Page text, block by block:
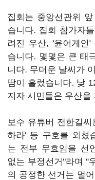
집회는 중앙선관위
습니다. 집회 참가자
려진 우산, '윤어게인
습니다. 몇몇은 큰 태
니다. 무더운 날씨가
땀이 흘렀습니다. 낮
지자 시민들은 우산을
보수 유튜버 전한길
하라' 등 구호를 외쳤
는 전부 무효임을 선
없는 부정선거"라며 "
의 공정한 선거는 멀